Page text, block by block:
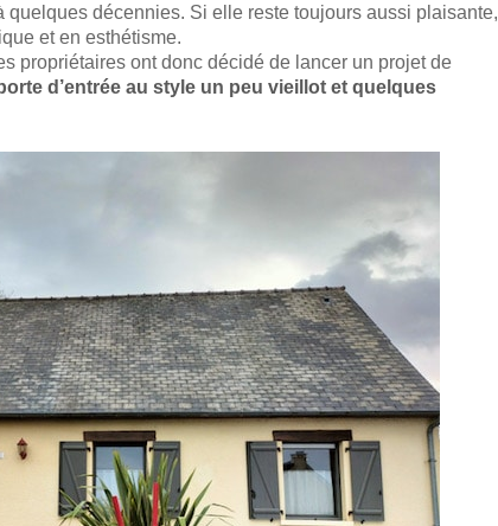
décennies. Si elle reste toujours aussi plaisante,
et en esthétisme.
propriétaires ont donc décidé de lancer un projet de
d’entrée au style un peu vieillot et quelques